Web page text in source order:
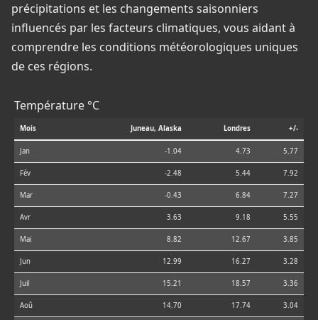
précipitations et les changements saisonniers
influencés par les facteurs climatiques, vous aidant à
comprendre les conditions météorologiques uniques
de ces régions.
Température °C
Mois Juneau, Alaska Londres +/-
Jan -1.04 4.73 5.77
Fév -2.48 5.44 7.92
Mar -0.43 6.84 7.27
Avr 3.63 9.18 5.55
Mai 8.82 12.67 3.85
Jun 12.99 16.27 3.28
Juil 15.21 18.57 3.36
Aoû 14.70 17.74 3.04